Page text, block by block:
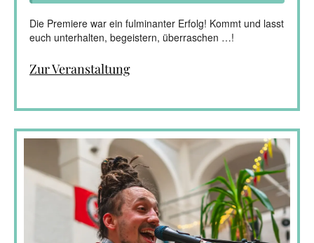
Die Premiere war ein fulminanter Erfolg! Kommt und lasst
euch unterhalten, begeistern, überraschen …!
Zur Veranstaltung